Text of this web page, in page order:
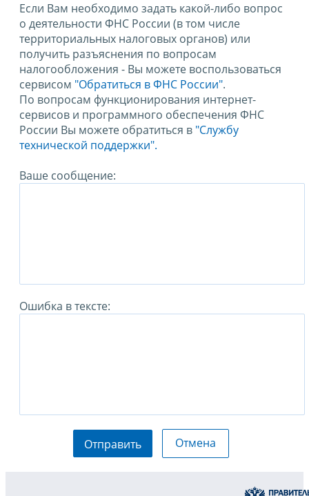
Если Вам необходимо задать какой-либо вопрос
о деятельности ФНС России (в том числе
территориальных налоговых органов) или
получить разъяснения по вопросам
налогообложения - Вы можете воспользоваться
сервисом "Обратиться в ФНС России".
По вопросам функционирования интернет-
сервисов и программного обеспечения ФНС
России Вы можете обратиться в "Службу
технической поддержки".
Ваше сообщение:
Ошибка в тексте:
Отправить Отмена